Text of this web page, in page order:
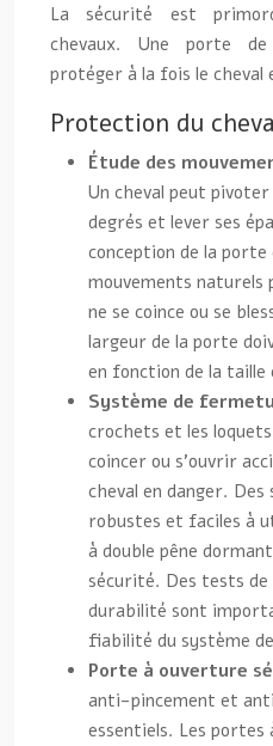
La sécurité est
chevaux. Une porte
protéger à la fois le cheval
Protection du
Étude des
Un cheval peut
degrés et lever ses
conception de la
mouvements naturels
ne se coince ou se
largeur de la porte
en fonction de la taille
Système de
crochets et les
coincer ou s’ouvrir
cheval en danger.
robustes et faciles à
à double pêne
sécurité. Des tests
durabilité sont
fiabilité du système
Porte à ouverture
anti-pincement et
essentiels. Les